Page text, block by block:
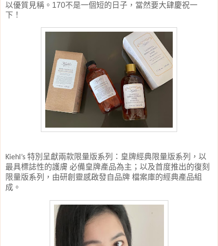
以優質見稱。 170不是一個短的日子，當然要大肆慶祝一
下！
Kiehl’s 特別呈獻兩款限量版系列：皇牌經典限量版系列，以
最具標誌性的護膚 必備皇牌產品為主；以及首度推出的復刻
限量版系列，由研創靈感啟發自品牌 檔案庫的經典產品組
成 。